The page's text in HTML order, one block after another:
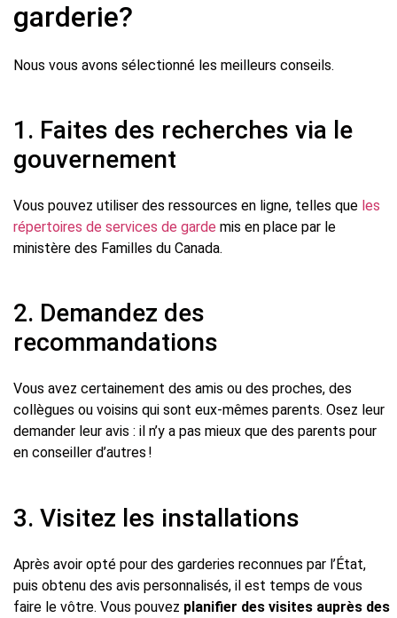
garderie?
Nous vous avons sélectionné les meilleurs conseils.
1. Faites des recherches via le
gouvernement
Vous pouvez utiliser des ressources en ligne, telles que les
répertoires de services de garde mis en place par le
ministère des Familles du Canada.
2. Demandez des
recommandations
Vous avez certainement des amis ou des proches, des
collègues ou voisins qui sont eux-mêmes parents. Osez leur
demander leur avis : il n’y a pas mieux que des parents pour
en conseiller d’autres !
3. Visitez les installations
Après avoir opté pour des garderies reconnues par l’État,
puis obtenu des avis personnalisés, il est temps de vous
faire le vôtre. Vous pouvez planifier des visites auprès des